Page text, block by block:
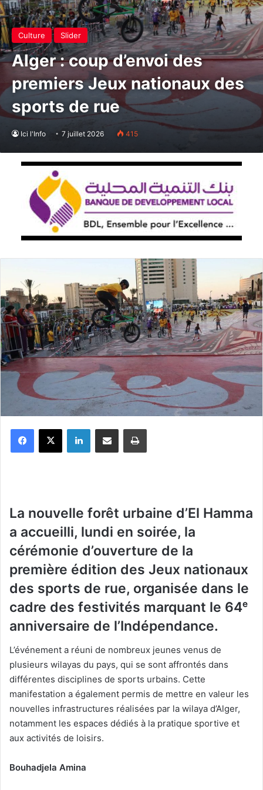
Culture Slider
Alger : coup d’envoi des
premiers Jeux nationaux des
sports de rue
Ici l'Info 7 juillet 2026 415
La nouvelle forêt urbaine d’El Hamma
a accueilli, lundi en soirée, la
cérémonie d’ouverture de la
première édition des Jeux nationaux
des sports de rue, organisée dans le
cadre des festivités marquant le 64ᵉ
anniversaire de l’Indépendance.
L’événement a réuni de nombreux jeunes venus de
plusieurs wilayas du pays, qui se sont affrontés dans
différentes disciplines de sports urbains. Cette
manifestation a également permis de mettre en valeur les
nouvelles infrastructures réalisées par la wilaya d’Alger,
notamment les espaces dédiés à la pratique sportive et
aux activités de loisirs.
Bouhadjela Amina